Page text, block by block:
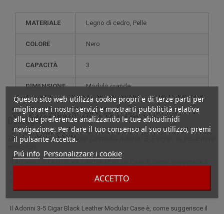
Questo sito web utilizza cookie propri e di terze parti per
migliorare i nostri servizi e mostrarti pubblicità relativa
alle tue preferenze analizzando le tue abitudinidi
navigazione. Per dare il tuo consenso al suo utilizzo, premi
il pulsante Accetta.
Piú info Personalizzare i cookie
ACCETTO
MATERIALE Legno di cedro, Pelle
COLORE Nero
CAPACITÀ 3
DIMENSIONE modulo grande
Dettagli
Descrizione completa per Custodia Adorini 3-5 sigari in pelle nera
Il Adorini 3-5 Cigar Black Leather Modular Case è, come suggerisce il